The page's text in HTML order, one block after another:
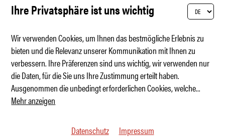
Lynk & Co – vom Popup zur Präsenz
Ihre Privatsphäre ist uns wichtig
Wir verwenden Cookies, um Ihnen das bestmögliche Erlebnis zu
bieten und die Relevanz unserer Kommunikation mit Ihnen zu
verbessern. Ihre Präferenzen sind uns wichtig, wir verwenden nur
die Daten, für die Sie uns Ihre Zustimmung erteilt haben.
Ausgenommen die unbedingt erforderlichen Cookies, welche...
Mehr anzeigen
Datenschutz Impressum